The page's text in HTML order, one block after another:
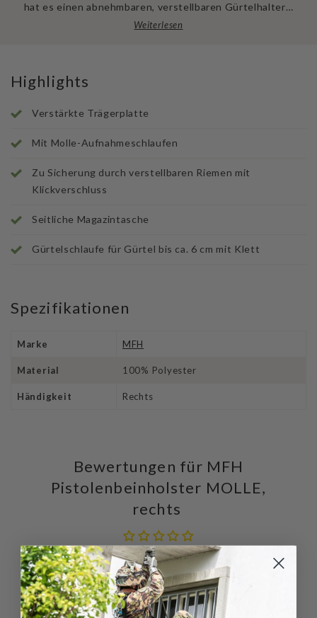
hat es einen abnehmbaren, verstellbaren Gürtelhalter…
Weiterlesen
Highlights
Verstärkte Trägerplatte
Mit Molle-Aufnahmeschlaufen
Zu Sicherung durch verstellbaren Riemen mit
Klickverschluss
Seitliche Magazintasche
Gürtelschlaufe für Gürtel bis ca. 6 cm mit Klett
Spezifikationen
Marke MFH
Material 100% Polyester
Händigkeit Rechts
Bewertungen für MFH
Pistolenbeinholster MOLLE,
rechts
Schreiben Sie die erste Bewertung
Schreibe
eine
Bewertung
Eine
Frage
stellen